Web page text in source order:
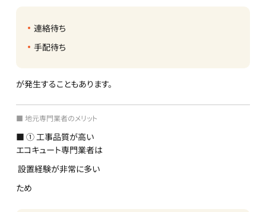
連絡待ち
手配待ち
が発生することもあります。
■ 地元専門業者のメリット
■ ① 工事品質が高い
エコキュート専門業者は
設置経験が非常に多い
ため